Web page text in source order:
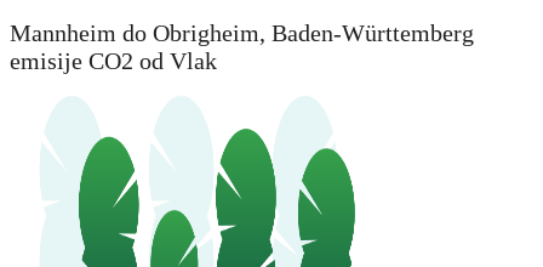
Mannheim do Obrigheim, Baden-Württemberg
emisije CO2 od Vlak